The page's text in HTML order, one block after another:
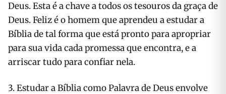
Deus. Esta é a chave a todos os tesouros da graça de
Deus. Feliz é o homem que aprendeu a estudar a
Bíblia de tal forma que está pronto para apropriar
para sua vida cada promessa que encontra, e a
arriscar tudo para confiar nela.
3. Estudar a Bíblia como Palavra de Deus envolve